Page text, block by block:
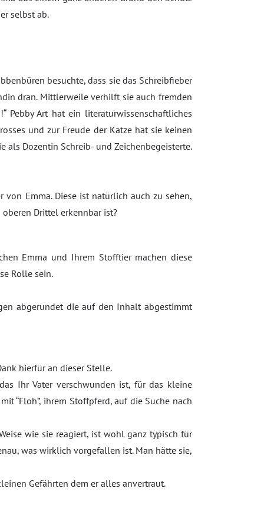
selbst ab.
besuchte, dass sie das Schreibfieber
dran. Mittlerweile verhilft sie auch fremden
Pebby Art hat ein literaturwissenschaftliches
und zur Freude der Katze hat sie keinen
als Dozentin Schreib- und Zeichenbegeisterte.
von Emma. Diese ist natürlich auch zu sehen,
Drittel erkennbar ist?
Emma und Ihrem Stofftier machen diese
Rolle sein.
abgerundet die auf den Inhalt abgestimmt
hierfür an dieser Stelle.
Ihr Vater verschwunden ist, für das kleine
“Floh”, ihrem Stoffpferd, auf die Suche nach
wie sie reagiert, ist wohl ganz typisch für
was wirklich vorgefallen ist. Man hätte sie,
Gefährten dem er alles anvertraut.